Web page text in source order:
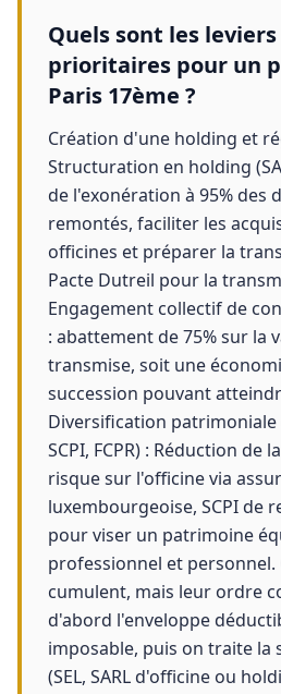
Quels sont les
prioritaires pour un
Paris 17ème ?
Création d'une holding et
Structuration en holding
de l'exonération à 95% des
remontés, faciliter les
officines et préparer la
Pacte Dutreil pour la
Engagement collectif de
: abattement de 75% sur la
transmise, soit une
succession pouvant
Diversification patrimoniale
SCPI, FCPR) : Réduction de
risque sur l'officine via
luxembourgeoise, SCPI de
pour viser un patrimoine
professionnel et personnel.
cumulent, mais leur ordre
d'abord l'enveloppe
imposable, puis on traite la
(SEL, SARL d'officine ou